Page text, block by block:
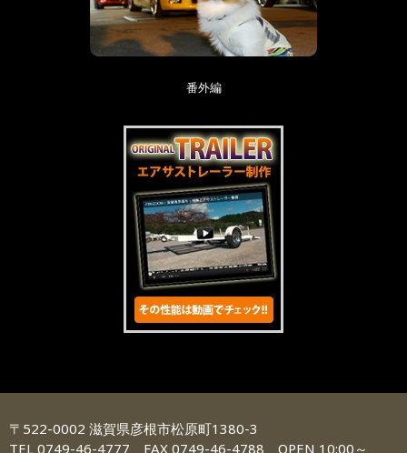
番外編
〒522-0002 滋賀県彦根市松原町1380-3
TEL 0749-46-4777 FAX 0749-46-4788 OPEN 10:00～